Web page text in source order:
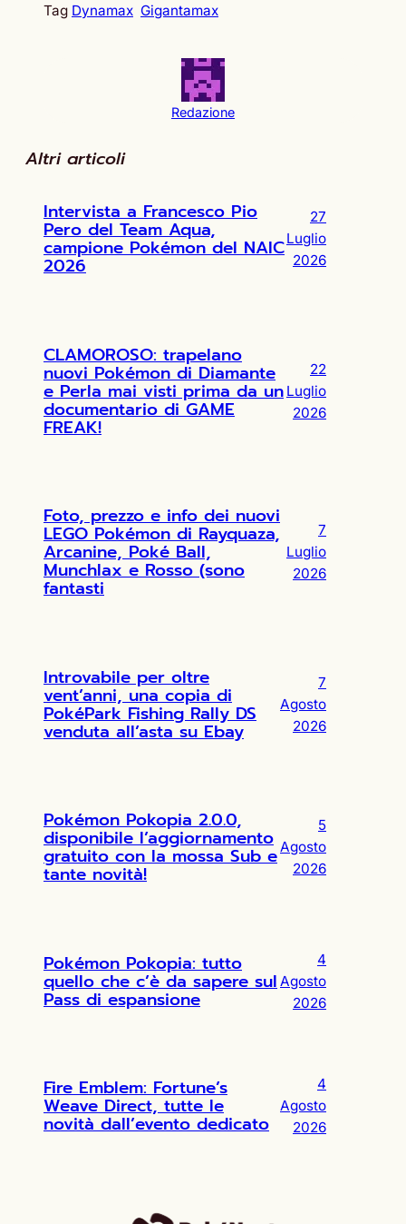
Tag Dynamax Gigantamax
Redazione
Altri articoli
Intervista a Francesco Pio
Pero del Team Aqua,
campione Pokémon del NAIC
2026
27
Luglio
2026
CLAMOROSO: trapelano
nuovi Pokémon di Diamante
e Perla mai visti prima da un
documentario di GAME
FREAK!
22
Luglio
2026
Foto, prezzo e info dei nuovi
LEGO Pokémon di Rayquaza,
Arcanine, Poké Ball,
Munchlax e Rosso (sono
fantasti
7
Luglio
2026
Introvabile per oltre
vent’anni, una copia di
PokéPark Fishing Rally DS
venduta all’asta su Ebay
7
Agosto
2026
Pokémon Pokopia 2.0.0,
disponibile l’aggiornamento
gratuito con la mossa Sub e
tante novità!
5
Agosto
2026
Pokémon Pokopia: tutto
quello che c’è da sapere sul
Pass di espansione
4
Agosto
2026
Fire Emblem: Fortune’s
Weave Direct, tutte le
novità dall’evento dedicato
4
Agosto
2026